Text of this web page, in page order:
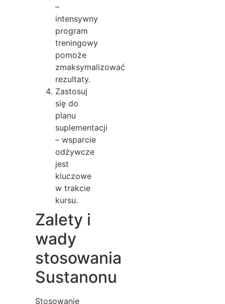
–
intensywny
program
treningowy
pomoże
zmaksymalizować
rezultaty.
Zastosuj
się do
planu
suplementacji
– wsparcie
odżywcze
jest
kluczowe
w trakcie
kursu.
Zalety i
wady
stosowania
Sustanonu
Stosowanie